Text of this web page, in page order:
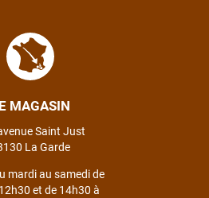
MAGASIN
Saint Just
La Garde
mardi au samedi de
et de 14h30 à